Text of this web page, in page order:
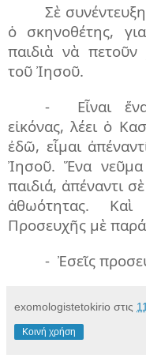
Σὲ
ὁ σκηνοθέτης,
παιδιὰ νὰ πετοῦν
τοῦ Ἰησοῦ.
-
Εἶναι
εἰκόνας, λέει ὁ
ἐδῶ, εἶμαι
Ἰησοῦ. Ἕνα
παιδιά, ἀπέναντι
ἀθωότητας.
Προσευχῆς μὲ
- Ἐσεῖς
exomologistetokirio στις
Κοινή χρήση